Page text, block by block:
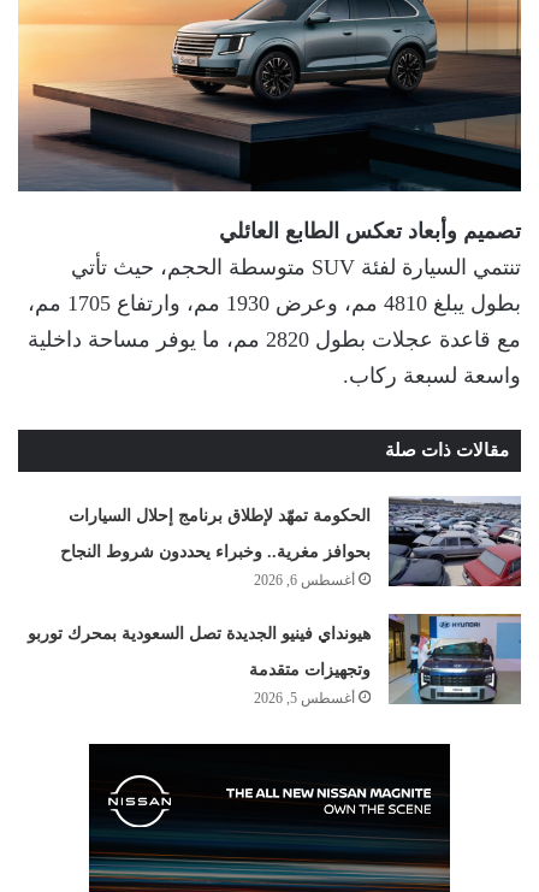
تصميم وأبعاد تعكس الطابع العائلي
تنتمي السيارة لفئة SUV متوسطة الحجم، حيث تأتي
بطول يبلغ 4810 مم، وعرض 1930 مم، وارتفاع 1705 مم،
مع قاعدة عجلات بطول 2820 مم، ما يوفر مساحة داخلية
واسعة لسبعة ركاب.
مقالات ذات صلة
الحكومة تمهّد لإطلاق برنامج إحلال السيارات
بحوافز مغرية.. وخبراء يحددون شروط النجاح
أغسطس 6, 2026
هيونداي فينيو الجديدة تصل السعودية بمحرك توربو
وتجهيزات متقدمة
أغسطس 5, 2026